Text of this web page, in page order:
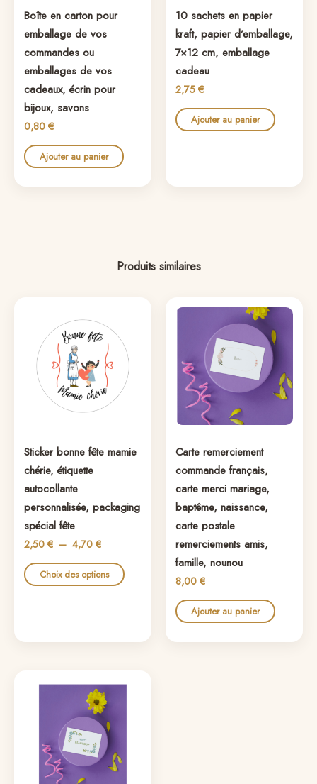
Boîte en carton pour
emballage de vos
commandes ou
emballages de vos
cadeaux, écrin pour
bijoux, savons
0,80 €
Ajouter au panier
10 sachets en papier
kraft, papier d’emballage,
7×12 cm, emballage
cadeau
2,75 €
Ajouter au panier
Produits similaires
Sticker bonne fête mamie
chérie, étiquette
autocollante
personnalisée, packaging
spécial fête
2,50 € – 4,70 €
prix :
2,50 €
à
4,70 €
Choix des options
a
plusieurs
variations.
être
la
Carte remerciement
commande français,
carte merci mariage,
baptême, naissance,
carte postale
remerciements amis,
famille, nounou
8,00 €
Ajouter au panier